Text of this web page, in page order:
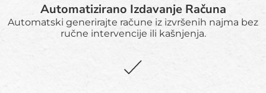
Automatizirano Izdavanje Računa
Automatski generirajte račune iz izvršenih najma bez
ručne intervencije ili kašnjenja.